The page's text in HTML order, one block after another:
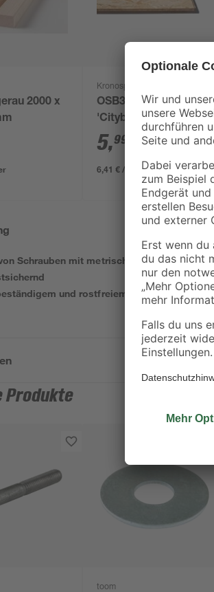
2000 x
Kronospan
OSB3-Verlegeplatte
'Cityboard'
ungeschliffen 1690 x
634 x 12 mm
5,99
/ m²
6,41 € / Pack
Schrauben mit metrischem Gewinde
und rostfreiem Edelstahl
Produkte
toom